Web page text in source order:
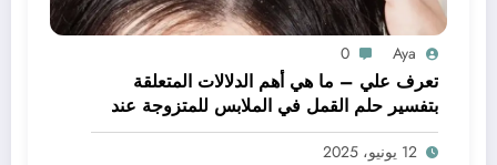
Aya
0
تعرف علي – ما هي أهم الدلالات المتعلقة
بتفسير حلم القمل في الملابس للمتزوجة عند
ابن سيرين؟ – بالتفصيل
12 يونيو، 2025